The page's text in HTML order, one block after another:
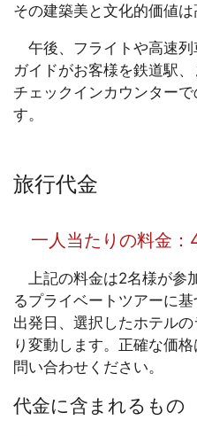
その建築美と文化的価値は
午後、フライトや高速列
ガイドがお客様を鉄道駅、
チェックインカウンター
す。
旅行代金
一人当たりの料金
上記の料金は2名様が参
るプライベートツアーに
出発日、選択したホテル
り変動します。正確な価
問い合わせください。
代金に含まれるもの